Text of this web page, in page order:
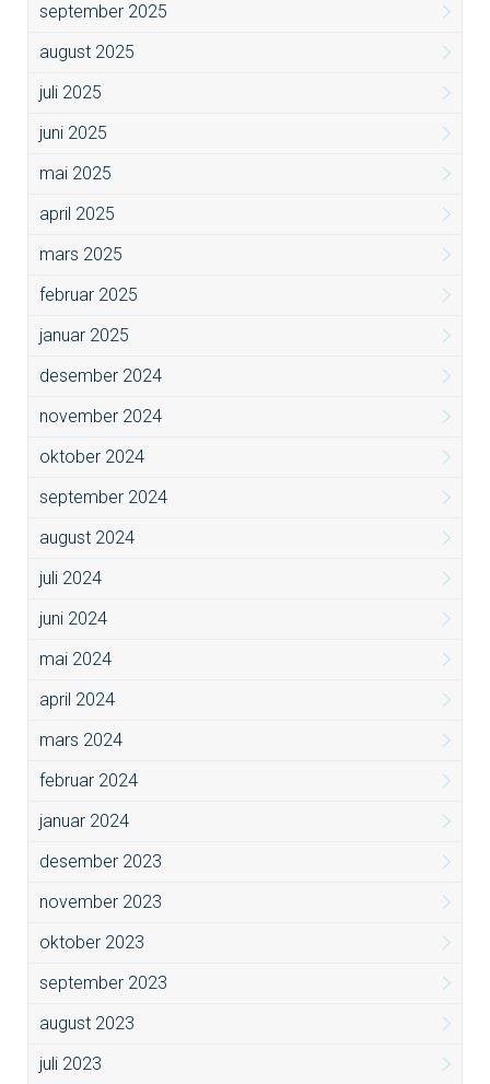
september 2025
august 2025
juli 2025
juni 2025
mai 2025
april 2025
mars 2025
februar 2025
januar 2025
desember 2024
november 2024
oktober 2024
september 2024
august 2024
juli 2024
juni 2024
mai 2024
april 2024
mars 2024
februar 2024
januar 2024
desember 2023
november 2023
oktober 2023
september 2023
august 2023
juli 2023